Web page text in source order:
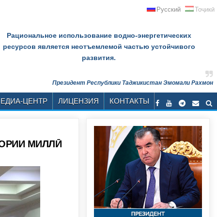
Русский Тоҷикӣ
Рациональное использование водно-энергетических
ресурсов является неотъемлемой частью устойчивого
развития.
Президент Республики Таджикистан Эмомали Рахмон
ЦЕНТР ЛИЦЕНЗИЯ КОНТАКТЫ
МИЛЛӢ